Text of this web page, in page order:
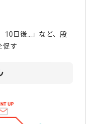
10日後…」など、段
促す